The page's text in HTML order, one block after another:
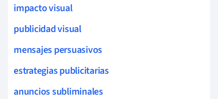
impacto visual
publicidad visual
mensajes persuasivos
estrategias publicitarias
anuncios subliminales